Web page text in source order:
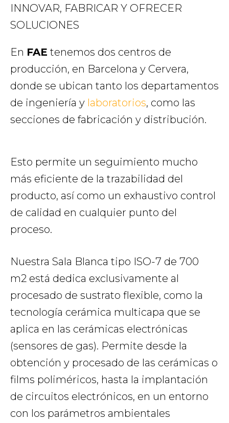
INNOVAR, FABRICAR Y OFRECER
SOLUCIONES
En FAE tenemos dos centros de
producción, en Barcelona y Cervera,
donde se ubican tanto los departamentos
de ingeniería y laboratorios, como las
secciones de fabricación y distribución.
Esto permite un seguimiento mucho
más eficiente de la trazabilidad del
producto, así como un exhaustivo control
de calidad en cualquier punto del
proceso.
Nuestra Sala Blanca tipo ISO-7 de 700
m2 está dedica exclusivamente al
procesado de sustrato flexible, como la
tecnología cerámica multicapa que se
aplica en las cerámicas electrónicas
(sensores de gas). Permite desde la
obtención y procesado de las cerámicas o
films poliméricos, hasta la implantación
de circuitos electrónicos, en un entorno
con los parámetros ambientales